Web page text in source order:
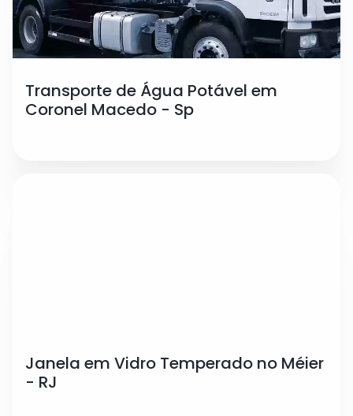
Transporte de Água Potável em
Coronel Macedo - Sp
Janela em Vidro Temperado no Méier
- RJ